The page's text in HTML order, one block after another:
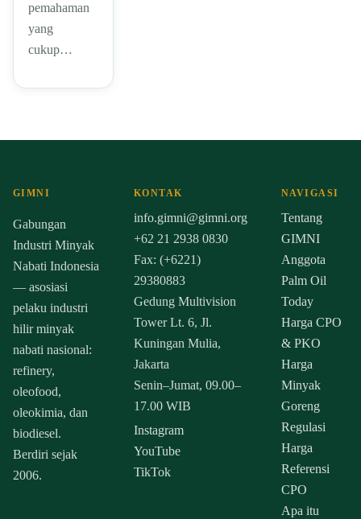
pemahaman
yang
cukup…
GIMNI
Gabungan
Industri Minyak
Nabati Indonesia
— asosiasi
pelaku industri
hilir minyak
nabati nasional:
refinery,
oleofood,
oleokimia, dan
biodiesel.
Berdiri sejak
2006.
KONTAK
info.gimni@gimni.org
+62 21 2938 0830
Fax: (+6221)
29380883
Gedung Multivision
Tower Lt. 6, Jl.
Kuningan Mulia,
Jakarta
Senin–Jumat, 09.00–
17.00 WIB
Instagram
YouTube
TikTok
NAVIGASI
Tentang
GIMNI
Anggota
Palm Oil
Today
Harga CPO
& PKO
Harga
Minyak
Goreng
Regulasi
Harga
Referensi
CPO
Apa itu